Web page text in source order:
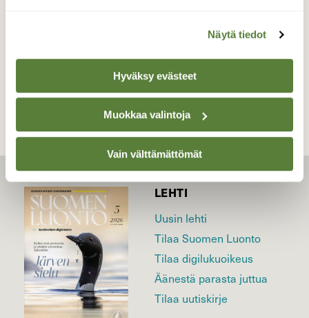
Näytä tiedot
Hyväksy evästeet
Muokkaa valintoja
Vain välttämättömät
TAKAISIN LISTAAN
LEHTI
Uusin lehti
Tilaa Suomen Luonto
Tilaa digilukuoikeus
Äänestä parasta juttua
Tilaa uutiskirje